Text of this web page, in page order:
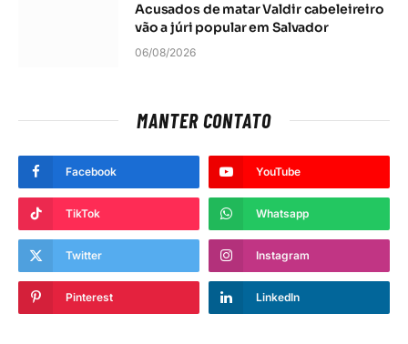
Acusados de matar Valdir cabeleireiro
vão a júri popular em Salvador
06/08/2026
MANTER CONTATO
Facebook YouTube
TikTok Whatsapp
Twitter Instagram
Pinterest LinkedIn